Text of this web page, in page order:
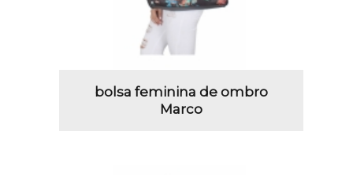
bolsa feminina de ombro
Marco